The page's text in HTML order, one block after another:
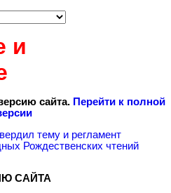
и
сайта. Перейти к полной
тему и регламент
Рождественских чтений
САЙТА